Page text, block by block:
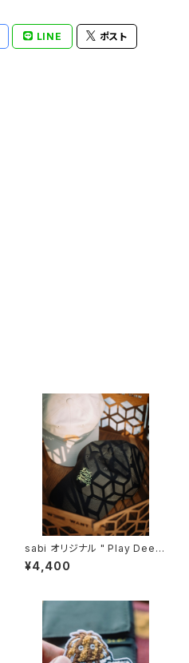
LINE ポスト
sabi オリジナル " Play Deep
er and Be Yourself " キャッ
プ
¥4,400